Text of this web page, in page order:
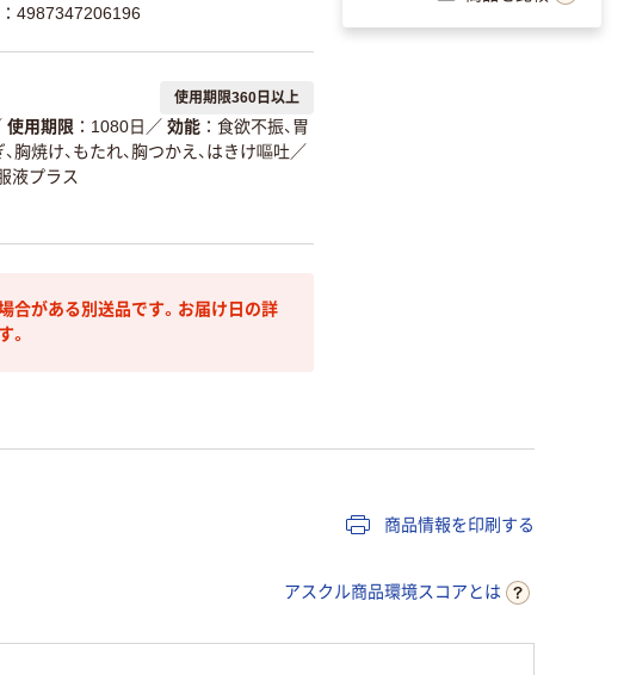
4987347206196
使用期限360日以上
使用期限 1080日 ／ 効能
食欲不振、胃
胸焼け、もたれ、胸つかえ、はきけ嘔吐 ／
液プラス
合がある別送品です。お届け日の詳
。
商品情報を印刷する
アスクル商品環境スコアとは